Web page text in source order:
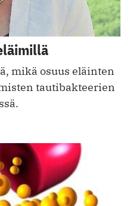
mikä osuus eläinten
tautibakteerien